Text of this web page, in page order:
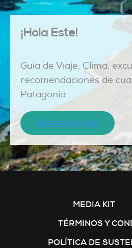
¡Hola Este!
Guía de Viaje: Clima,
recomendaciones de
Patagonia.
MEDIA KIT
TÉRMINOS Y
POLÍTICA DE